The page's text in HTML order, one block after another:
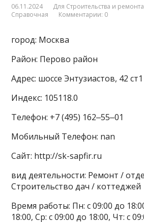
06.11.2024 Для Строительства и ремонта
Справочная
Комментарии: 0
город: Москва
Район: Перово район
Адрес: шоссе Энтузиастов, 42 ст1
Индекс: 105118.0
Телефон: +7 (495) 162‒55‒01
Мобильный Телефон: nan
Сайт: http://sk-sapfir.ru
вид деятельности: Ремонт /
Строительство дач / коттеджей
Время работы: Пн: с 09:00 до
18:00, Ср: с 09:00 до 18:00, Чт: с